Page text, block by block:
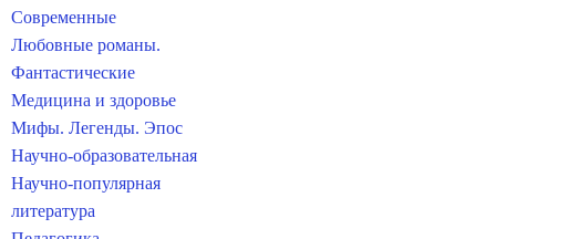
Современные
Любовные романы.
Фантастические
Медицина и здоровье
Мифы. Легенды. Эпос
Научно-образовательная
Научно-популярная
литература